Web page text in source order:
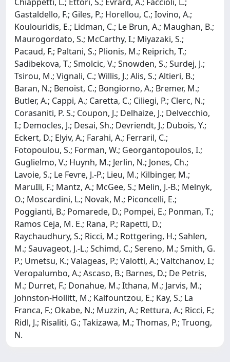
Gastaldello, F.; Giles, P.; Horellou, C.; Iovino, A.;
Koulouridis, E.; Lidman, C.; Le Brun, A.; Maughan, B.;
Maurogordato, S.; McCarthy, I.; Miyazaki, S.;
Pacaud, F.; Paltani, S.; Plionis, M.; Reiprich, T.;
Sadibekova, T.; Smolcic, V.; Snowden, S.; Surdej, J.;
Tsirou, M.; Vignali, C.; Willis, J.; Alis, S.; Altieri, B.;
Baran, N.; Benoist, C.; Bongiorno, A.; Bremer, M.;
Butler, A.; Cappi, A.; Caretta, C.; Ciliegi, P.; Clerc, N.;
Corasaniti, P. S.; Coupon, J.; Delhaize, J.; Delvecchio,
I.; Democles, J.; Desai, Sh.; Devriendt, J.; Dubois, Y.;
Eckert, D.; Elyiv, A.; Farahi, A.; Ferraril, C.;
Fotopoulou, S.; Forman, W.; Georgantopoulos, I.;
Guglielmo, V.; Huynh, M.; Jerlin, N.; Jones, Ch.;
Lavoie, S.; Le Fevre, J.-P.; Lieu, M.; Kilbinger, M.;
MaruIli, F.; Mantz, A.; McGee, S.; Melin, J.-B.; Melnyk,
O.; Moscardini, L.; Novak, M.; Piconcelli, E.;
Poggianti, B.; Pomarede, D.; Pompei, E.; Ponman, T.;
Ramos Ceja, M. E.; Rana, P.; Rapetti, D.;
Raychaudhury, S.; Ricci, M.; Rottgering, H.; Sahlen,
M.; Sauvageot, J.-L.; Schimd, C.; Sereno, M.; Smith, G.
P.; Umetsu, K.; Valageas, P.; Valotti, A.; Valtchanov, I.;
Veropalumbo, A.; Ascaso, B.; Barnes, D.; De Petris,
M.; Durret, F.; Donahue, M.; Ithana, M.; Jarvis, M.;
Johnston-Hollitt, M.; Kalfountzou, E.; Kay, S.; La
Franca, F.; Okabe, N.; Muzzin, A.; Rettura, A.; Ricci, F.;
Ridl, J.; Risaliti, G.; Takizawa, M.; Thomas, P.; Truong,
N.